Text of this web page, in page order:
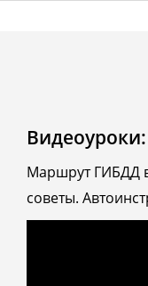
Видеоуроки:
Маршрут ГИБДД
советы.